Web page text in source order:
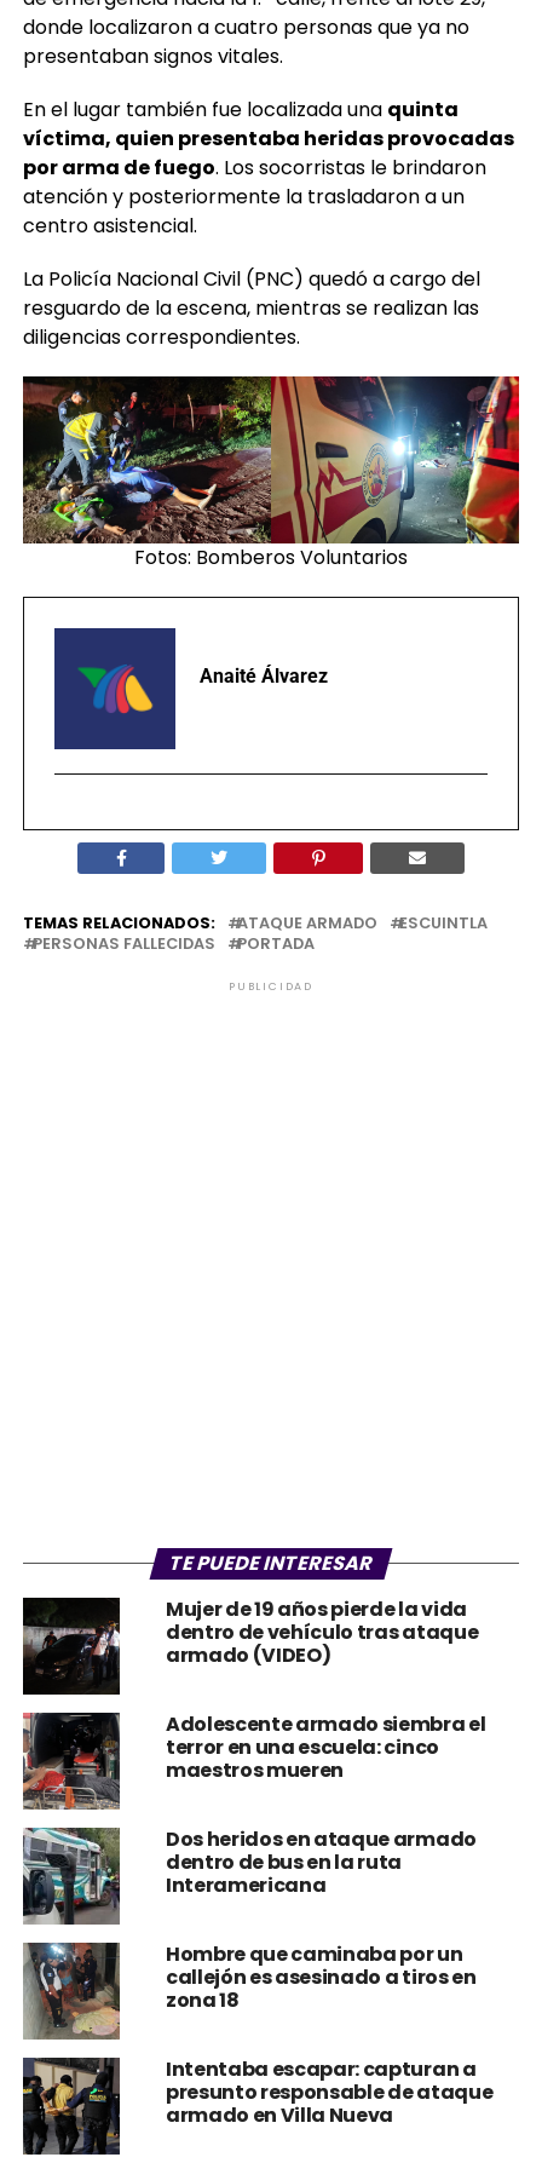
donde localizaron a cuatro personas que ya no
presentaban signos vitales.
En el lugar también fue localizada una quinta
víctima, quien presentaba heridas provocadas
por arma de fuego. Los socorristas le brindaron
atención y posteriormente la trasladaron a un
centro asistencial.
La Policía Nacional Civil (PNC) quedó a cargo del
resguardo de la escena, mientras se realizan las
diligencias correspondientes.
Fotos: Bomberos Voluntarios
Anaité Álvarez
TEMAS RELACIONADOS: ATAQUE ARMADO
ESCUINTLA
PERSONAS FALLECIDAS
PORTADA
PUBLICIDAD
TE PUEDE INTERESAR
Mujer de 19 años pierde la vida
dentro de vehículo tras ataque
armado (VIDEO)
Adolescente armado siembra el
terror en una escuela: cinco
maestros mueren
Dos heridos en ataque armado
dentro de bus en la ruta
Interamericana
Hombre que caminaba por un
callejón es asesinado a tiros en
zona 18
Intentaba escapar: capturan a
presunto responsable de ataque
armado en Villa Nueva